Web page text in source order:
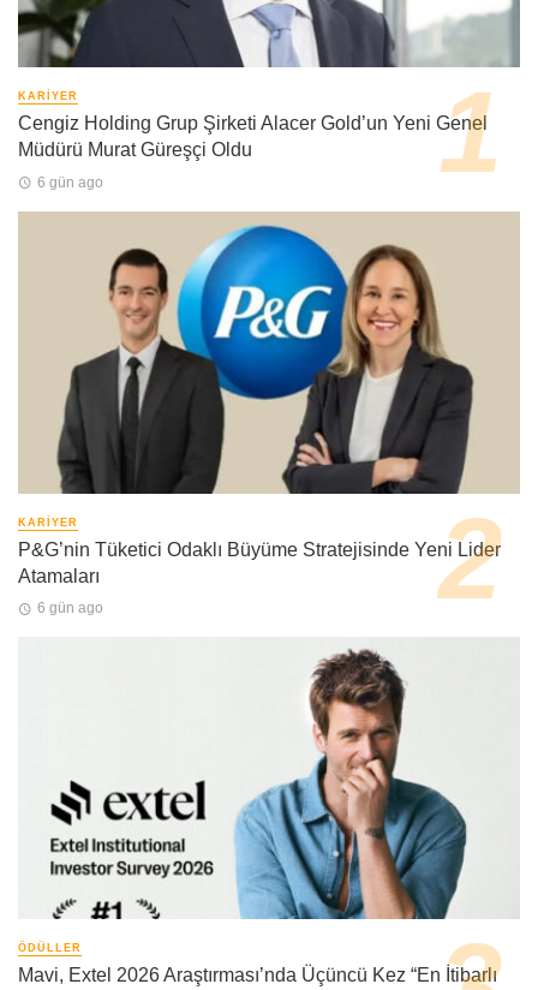
KARIYER
Cengiz Holding Grup Şirketi Alacer Gold’un Yeni Genel
Müdürü Murat Güreşçi Oldu
6 gün ago
KARIYER
P&G’nin Tüketici Odaklı Büyüme Stratejisinde Yeni Lider
Atamaları
6 gün ago
ÖDÜLLER
Mavi, Extel 2026 Araştırması’nda Üçüncü Kez “En İtibarlı